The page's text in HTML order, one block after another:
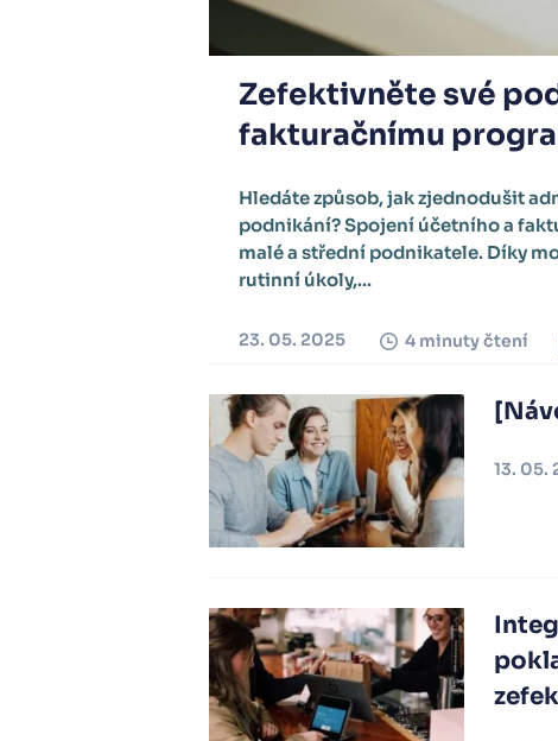
Zefektivněte své
fakturačnímu
Hledáte způsob, jak zjednodušit
podnikání? Spojení účetního a
malé a střední podnikatele. Díky
rutinní úkoly,...
23. 05. 2025 4 minuty čtení
13. 05.